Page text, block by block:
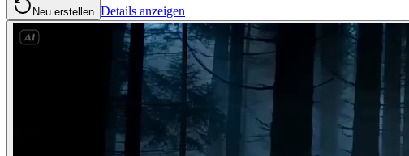
Neu erstellen Details anzeigen